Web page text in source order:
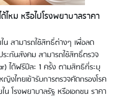
หม หรือไปโรงพยาบาลราคา
น สามารถใช้สิทธิ์ต่างๆ เพื่อลด
ะกันสังคม สามารถใช้สิทธิ์ตรวจ
ได้ฟรีปีละ 1 ครั้ง ตามสิทธิที่ระบุ
ไทยเข้ารับการตรวจคัดกรองโรค
น โรงพยาบาลรัฐ หรือเอกชน ราคา